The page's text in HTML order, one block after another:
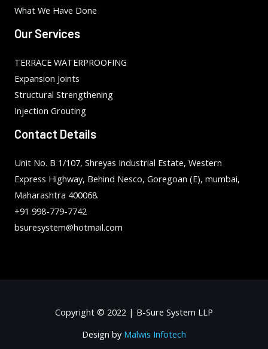
What We Have Done
Our Services
TERRACE WATERPROOFING
Expansion Joints
Structural Strengthening
Injection Grouting
Contact Details
Unit No. B 1/107, Shreyas Industrial Estate, Western
Express Highway, Behind Nesco, Goregoan (E), mumbai,
Maharashtra 400068.
+91 998-779-7742
bsuresystem@hotmail.com
Copyright © 2022 | B-Sure System LLP
Design by Malwis Infotech